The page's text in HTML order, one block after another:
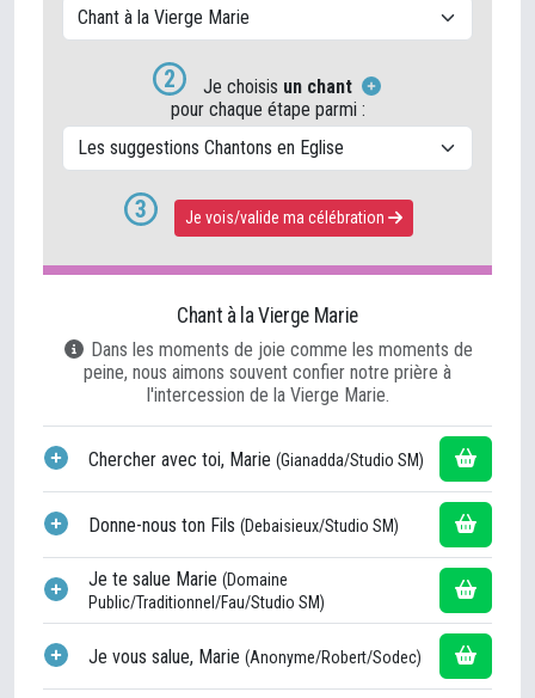
2 Je choisis un chant
pour chaque étape parmi :
3 Je vois/valide ma célébration
Chant à la Vierge Marie
Dans les moments de joie comme les moments de
peine, nous aimons souvent confier notre prière à
l'intercession de la Vierge Marie.
Chercher avec toi, Marie (Gianadda/Studio SM)
Donne-nous ton Fils (Debaisieux/Studio SM)
Je te salue Marie (Domaine
Public/Traditionnel/Fau/Studio SM)
Je vous salue, Marie (Anonyme/Robert/Sodec)